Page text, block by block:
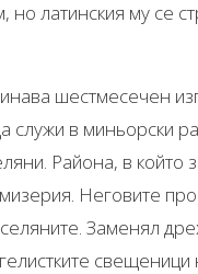
латинския му се
шестмесечен
служи в миньорски
Района, в който
Неговите
Заменял